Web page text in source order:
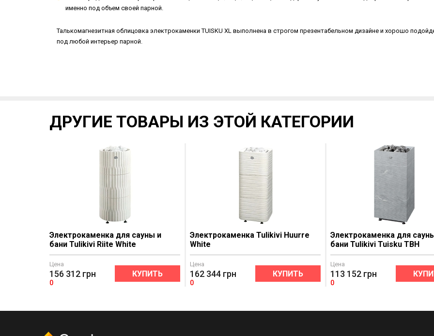
именно под объем своей парной.
Талькомагнезитная облицовка электрокаменки TUISKU XL выполнена в строгом презентабельном дизайне и хорошо
под любой интерьер парной.
ДРУГИЕ ТОВАРЫ ИЗ ЭТОЙ КАТЕГОРИИ
Электрокаменка для сауны и
бани Tulikivi Riite White
Цена
156 312 грн
0
КУПИТЬ
Электрокаменка Tulikivi Huurre
White
Цена
162 344 грн
0
КУПИТЬ
Электрокаменка для
бани Tulikivi Tuisku TBH
Цена
113 152 грн
0